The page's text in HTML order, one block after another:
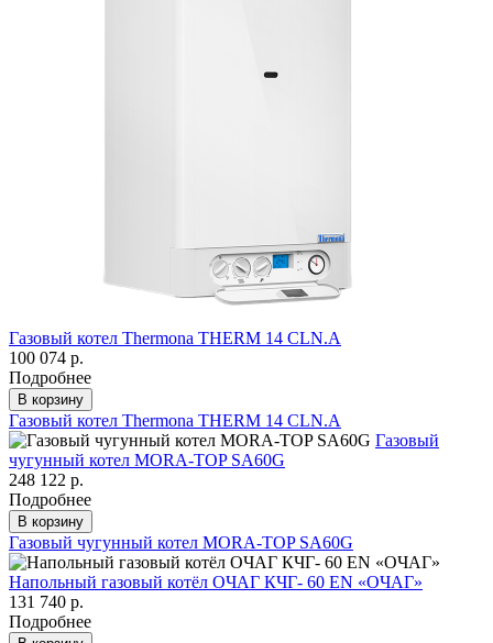
Газовый котел Thermona THERM 14 CLN.A
100 074 р.
Подробнее
В корзину
Газовый котел Thermona THERM 14 CLN.A
Газовый
чугунный котел MORA-TOP SA60G
248 122 р.
Подробнее
В корзину
Газовый чугунный котел MORA-TOP SA60G
Напольный газовый котёл ОЧАГ КЧГ- 60 EN «ОЧАГ»
131 740 р.
Подробнее